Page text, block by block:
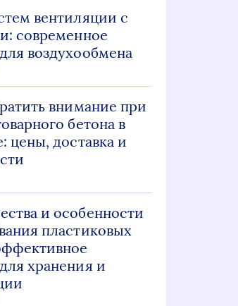
вентиляции с
современное
воздухообмена
внимание при
бетона в
цены, доставка и
и особенности
пластиковых
хранения и